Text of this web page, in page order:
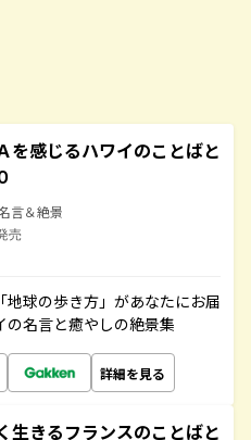
を感じるハワイのことばと
言＆絶景
売
球の歩き方」があなたにお届
の名言と癒やしの絶景集
詳細を見る
生きるフランスのことばと